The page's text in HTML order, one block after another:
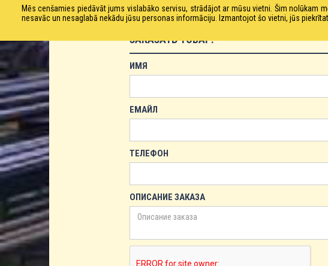
ЗАКАЗАТЬ ТОВАР!
ИМЯ
ЕМАЙЛ
ТЕЛЕФОН
ОПИСАНИЕ ЗАКАЗА
Mēs cenšamies piedāvāt jums vislabāko servisu, strādājot ar mūsu vietni. Šim
nesavāc un nesaglabā nekādu jūsu personas informāciju. Izmantojot šo vietni, jūs